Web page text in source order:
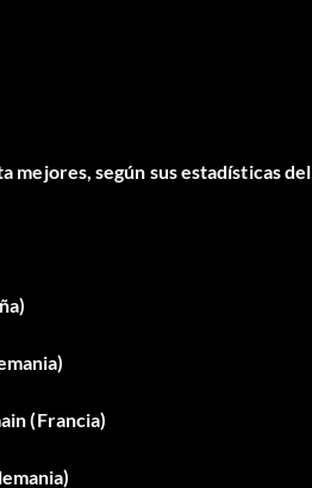
mejores, según sus estadísticas del
(Francia)